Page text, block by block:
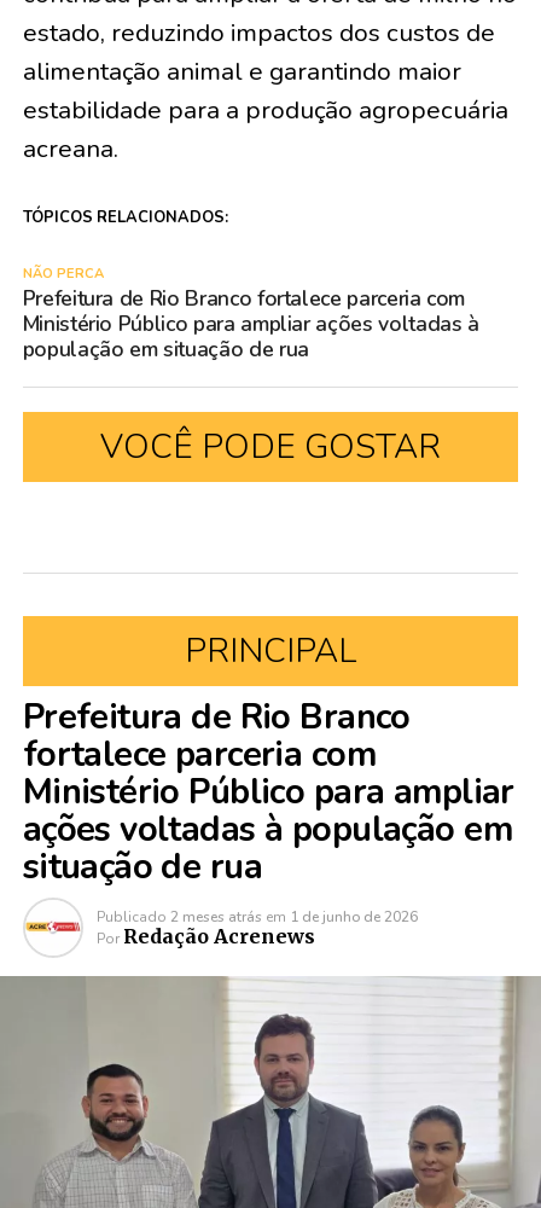
estado, reduzindo impactos dos custos de
alimentação animal e garantindo maior
estabilidade para a produção agropecuária
acreana.
TÓPICOS RELACIONADOS:
NÃO PERCA
Prefeitura de Rio Branco fortalece parceria com
Ministério Público para ampliar ações voltadas à
população em situação de rua
VOCÊ PODE GOSTAR
PRINCIPAL
Prefeitura de Rio Branco
fortalece parceria com
Ministério Público para ampliar
ações voltadas à população em
situação de rua
Publicado 2 meses atrás em 1 de junho de 2026
Por Redação Acrenews